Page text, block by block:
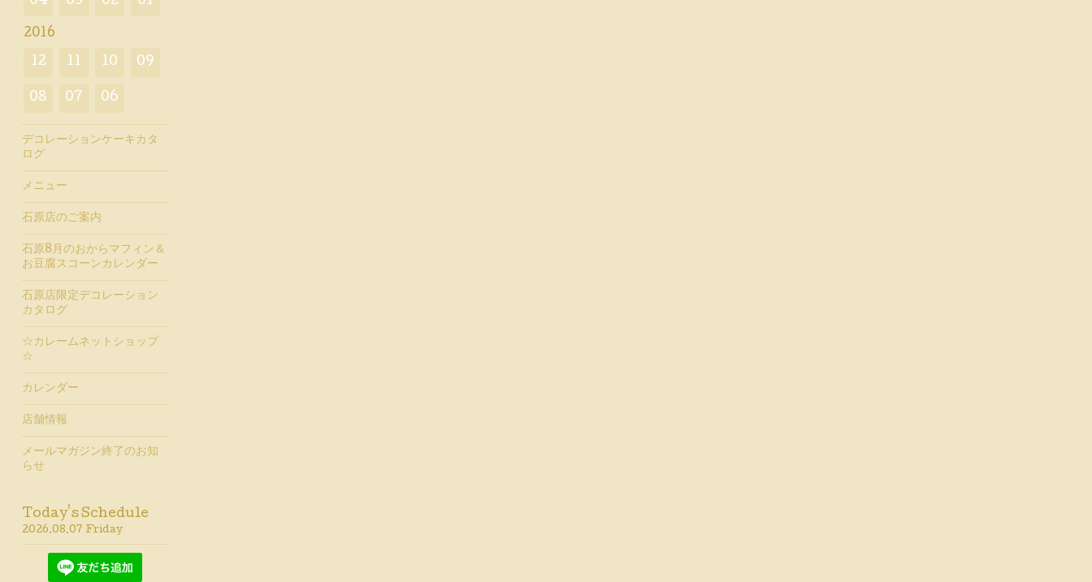
2016
12 11 10 09
08 07 06
デコレーションケーキカタ
ログ
メニュー
石原店のご案内
石原8月のおからマフィン＆
お豆腐スコーンカレンダー
石原店限定デコレーション
カタログ
☆カレームネットショップ
☆
カレンダー
店舗情報
メールマガジン終了のお知
らせ
Today's Schedule
2026.08.07 Friday